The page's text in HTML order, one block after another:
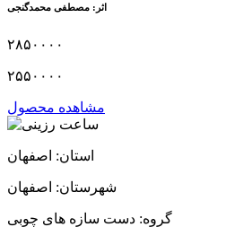
اثر: مصطفی محمدگنجی
۲۸۵۰۰۰۰
۲۵۵۰۰۰۰
مشاهده محصول
استان: اصفهان
شهرستان: اصفهان
گروه: دست سازه های چوبی